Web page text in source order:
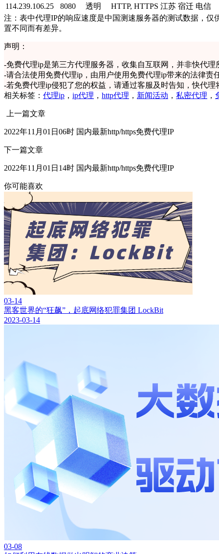
114.239.106.25
8080 透明 HTTP, HTTPS 江苏 宿迁 电信
注：表中代理IP的响应速度是中国测速服务器的测试数据，
置不同而有差异。
声明：
-免费代理ip是第三方代理服务器，收集自互联网，并非快代
-请合法使用免费代理ip，由用户使用免费代理ip带来的法律责
-若免费代理ip侵犯了您的权益，请通过客服及时告知，快代理
相关标签： 代理ip ， ip代理 ， http代理 ， 新闻活动 ， 私密代理 ，
上一篇文章
2022年11月01日06时 国内最新http/https免费代理IP
下一篇文章
2022年11月01日14时 国内最新http/https免费代理IP
你可能喜欢
03-14
黑客世界的“狂飙”，起底网络犯罪集团 LockBit
2023-03-14
03-08